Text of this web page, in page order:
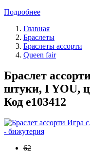
Подробнее
Главная
Браслеты
Браслеты ассорти
Queen fair
Браслет
штуки, I YOU,
Код e103412
62